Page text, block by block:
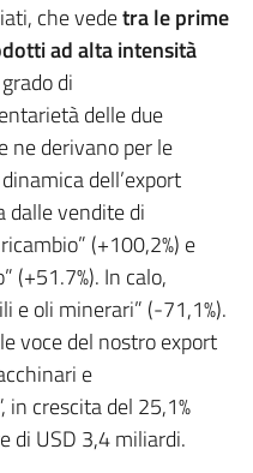
che vedetra le prime
ad alta intensità
di
delle due
ne derivano per le
dell’export
vendite di
(+100,2%) e
(+51.7%). In calo,
e oli minerari” (-71,1%).
voce del nostro export
e
in crescita del 25,1%
di USD 3,4 miliardi.